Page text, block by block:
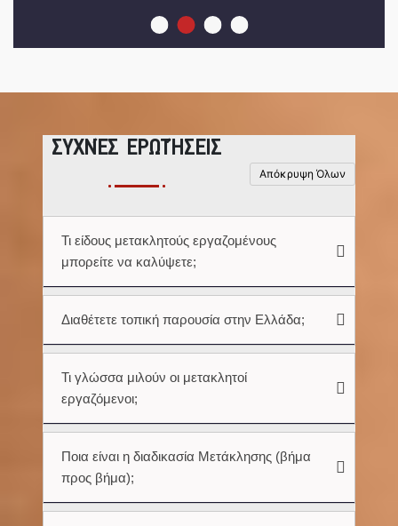
ΣΥΧΝΈΣ ΕΡΩΤΉΣΕΙΣ
Απόκρυψη Όλων
Τι είδους μετακλητούς εργαζομένους
μπορείτε να καλύψετε;
Διαθέτετε τοπική παρουσία στην Ελλάδα;
Τι γλώσσα μιλούν οι μετακλητοί
εργαζόμενοι;
Ποια είναι η διαδικασία Μετάκλησης (βήμα
προς βήμα);